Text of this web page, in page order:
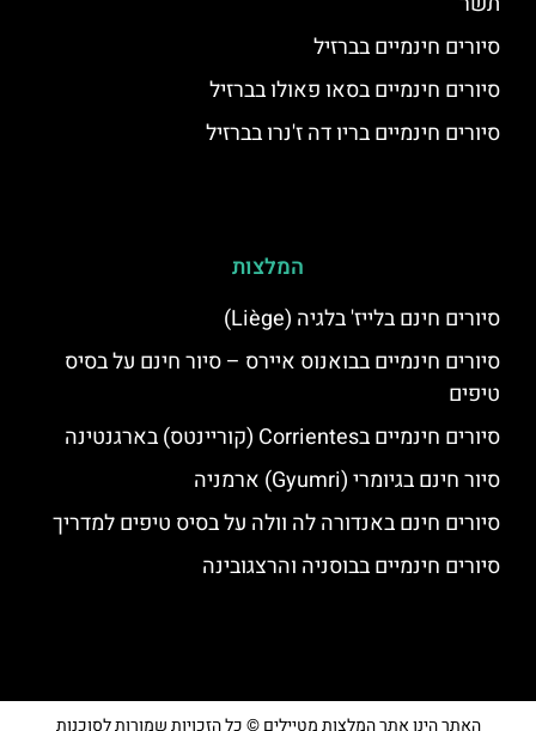
סיורים חינמיים בברזיל
סיורים חינמיים בסאו פאולו בברזיל
סיורים חינמיים בריו דה ז'נרו בברזיל
המלצות
סיורים חינם בלייז' בלגיה (Liège)
סיורים חינמיים בבואנוס איירס – סיור חינם על בסיס
טיפים
סיורים חינמיים בCorrientes (קוריינטס) בארגנטינה
סיור חינם בגיומרי (Gyumri) ארמניה
סיורים חינם באנדורה לה וולה על בסיס טיפים למדריך
סיורים חינמיים בבוסניה והרצגובינה
האתר הינו אתר המלצות מטיילים © כל הזכויות שמורות לסוכנות